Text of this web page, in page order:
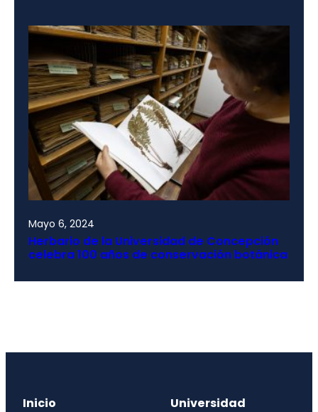
Mayo 6, 2024
Herbario de la Universidad de Concepción
celebra 100 años de conservación botánica
Inicio Universidad